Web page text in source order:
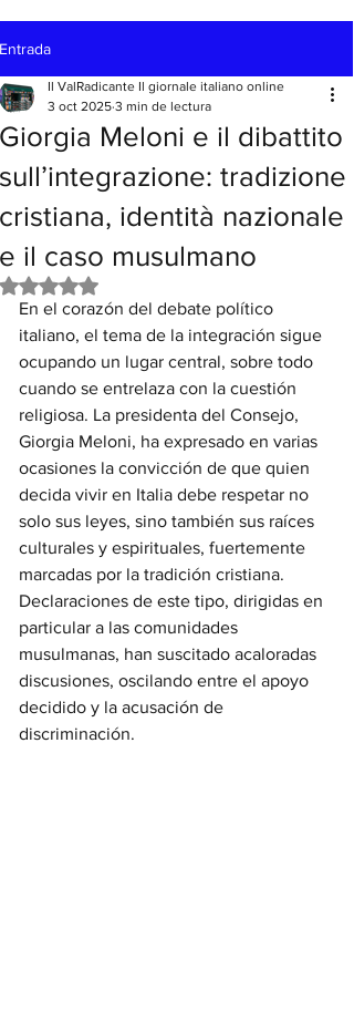
Entrada
Giorgia Meloni e il dibattito
sull’integrazione: tradizione
cristiana, identità nazionale
e il caso musulmano
Il ValRadicante Il giornale italiano online
3 oct 2025 3 min de lectura
Obtuvo NaN de 5 estrellas.
En el corazón del debate político
italiano, el tema de la integración sigue
ocupando un lugar central, sobre todo
cuando se entrelaza con la cuestión
religiosa. La presidenta del Consejo,
Giorgia Meloni, ha expresado en varias
ocasiones la convicción de que quien
decida vivir en Italia debe respetar no
solo sus leyes, sino también sus raíces
culturales y espirituales, fuertemente
marcadas por la tradición cristiana.
Declaraciones de este tipo, dirigidas en
particular a las comunidades
musulmanas, han suscitado acaloradas
discusiones, oscilando entre el apoyo
decidido y la acusación de
discriminación.